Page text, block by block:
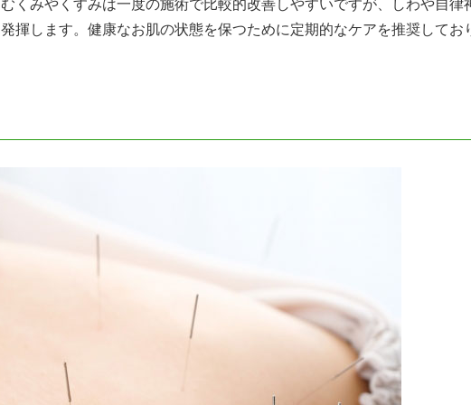
くみやくすみは一度の施術で比較的改善しやすいですが、しわや自律
揮します。健康なお肌の状態を保つために定期的なケアを推奨してお